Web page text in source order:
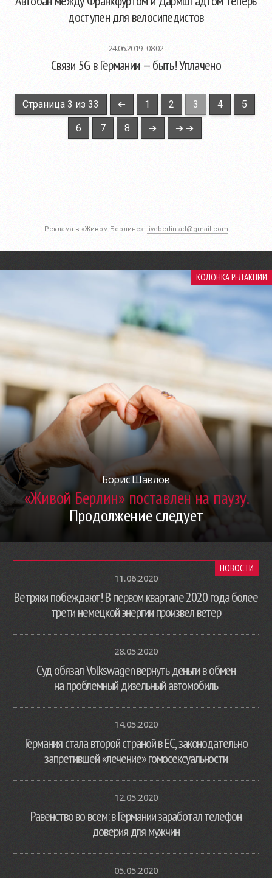
доступен для велосипедистов
24.06.2019 08:02
Связи 5G в Германии — быть! Уплачено
Страница 3 из 33 ➔ 1 2 3 4 5
6 7 8 ➔ ➔ ➔
Реклама в «Живом Берлине»: liveberlin.ad@gmail.com
КОЛОНКА РЕДАКЦИИ
Борис Шавлов
«Живой Берлин» поставлен на паузу.
Продолжение следует
НОВОСТИ
11.06.2020
Ветряки побеждают! В первом квартале 2020 года более
трети немецкой энергии произвел ветер
28.05.2020
Суд обязал Volkswagen вернуть деньги в обмен
на проблемный дизельный автомобиль
14.05.2020
Германия стала второй страной в ЕС, законодательно
запретившей «лечение» гомосексуальности
12.05.2020
Равенство во всем: в Германии заработал телефон
доверия для мужчин
05.05.2020